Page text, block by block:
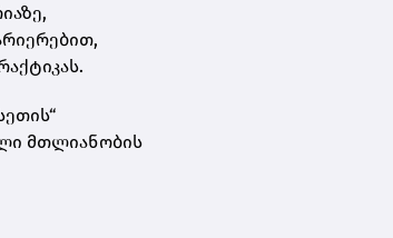
მთლიანობის